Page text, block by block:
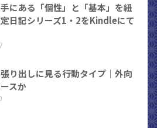
にある「個性」と「基本」を紐
日記シリーズ1・2をKindleにて
り出しに見る行動タイプ｜外向
スか